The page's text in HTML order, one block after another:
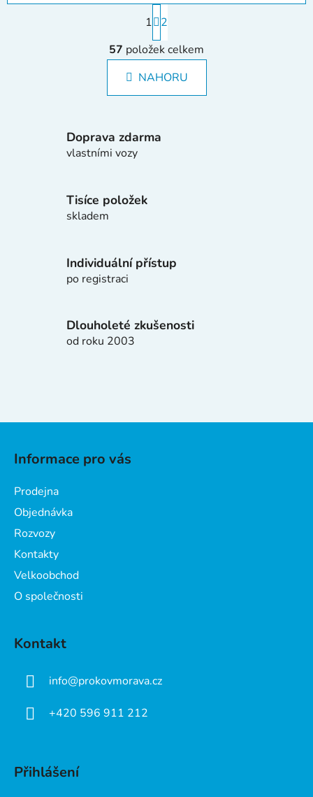
O
v
l
á
d
c
í
p
u
S
t
r
á
n
k
í
1
2
57 položek celkem
NAHORU
Doprava zdarma
vlastními vozy
Tisíce položek
skladem
Individuální přístup
po registraci
Dlouholeté zkušenosti
od roku 2003
Informace pro vás
Prodejna
Objednávka
Rozvozy
Kontakty
Velkoobchod
O společnosti
Kontakt
info@prokovmorava.cz
+420 596 911 212
Přihlášení